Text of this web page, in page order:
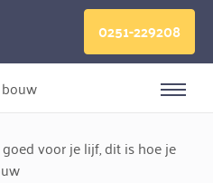
BV
0251-229208
voor je lijf, dit is hoe je